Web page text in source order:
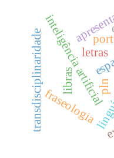
inteligência artificial
letras
libras
fraseologia
pln
transdisciplinaridade